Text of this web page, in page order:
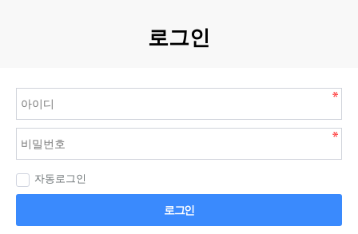
로그인
자동로그인
로그인